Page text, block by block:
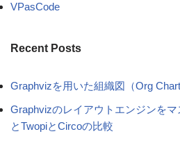
VPasCode
Recent Posts
Graphvizを用いた組織図（Org
Graphvizのレイアウトエンジンを
とTwopiとCircoの比較